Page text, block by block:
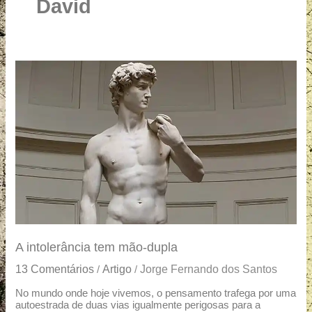
e
David
A intolerância tem mão-dupla
13 Comentários /Artigo /Jorge Fernando dos Santos
No mundo onde hoje vivemos, o pensamento trafega por uma
autoestrada de duas vias igualmente perigosas para a
dupla